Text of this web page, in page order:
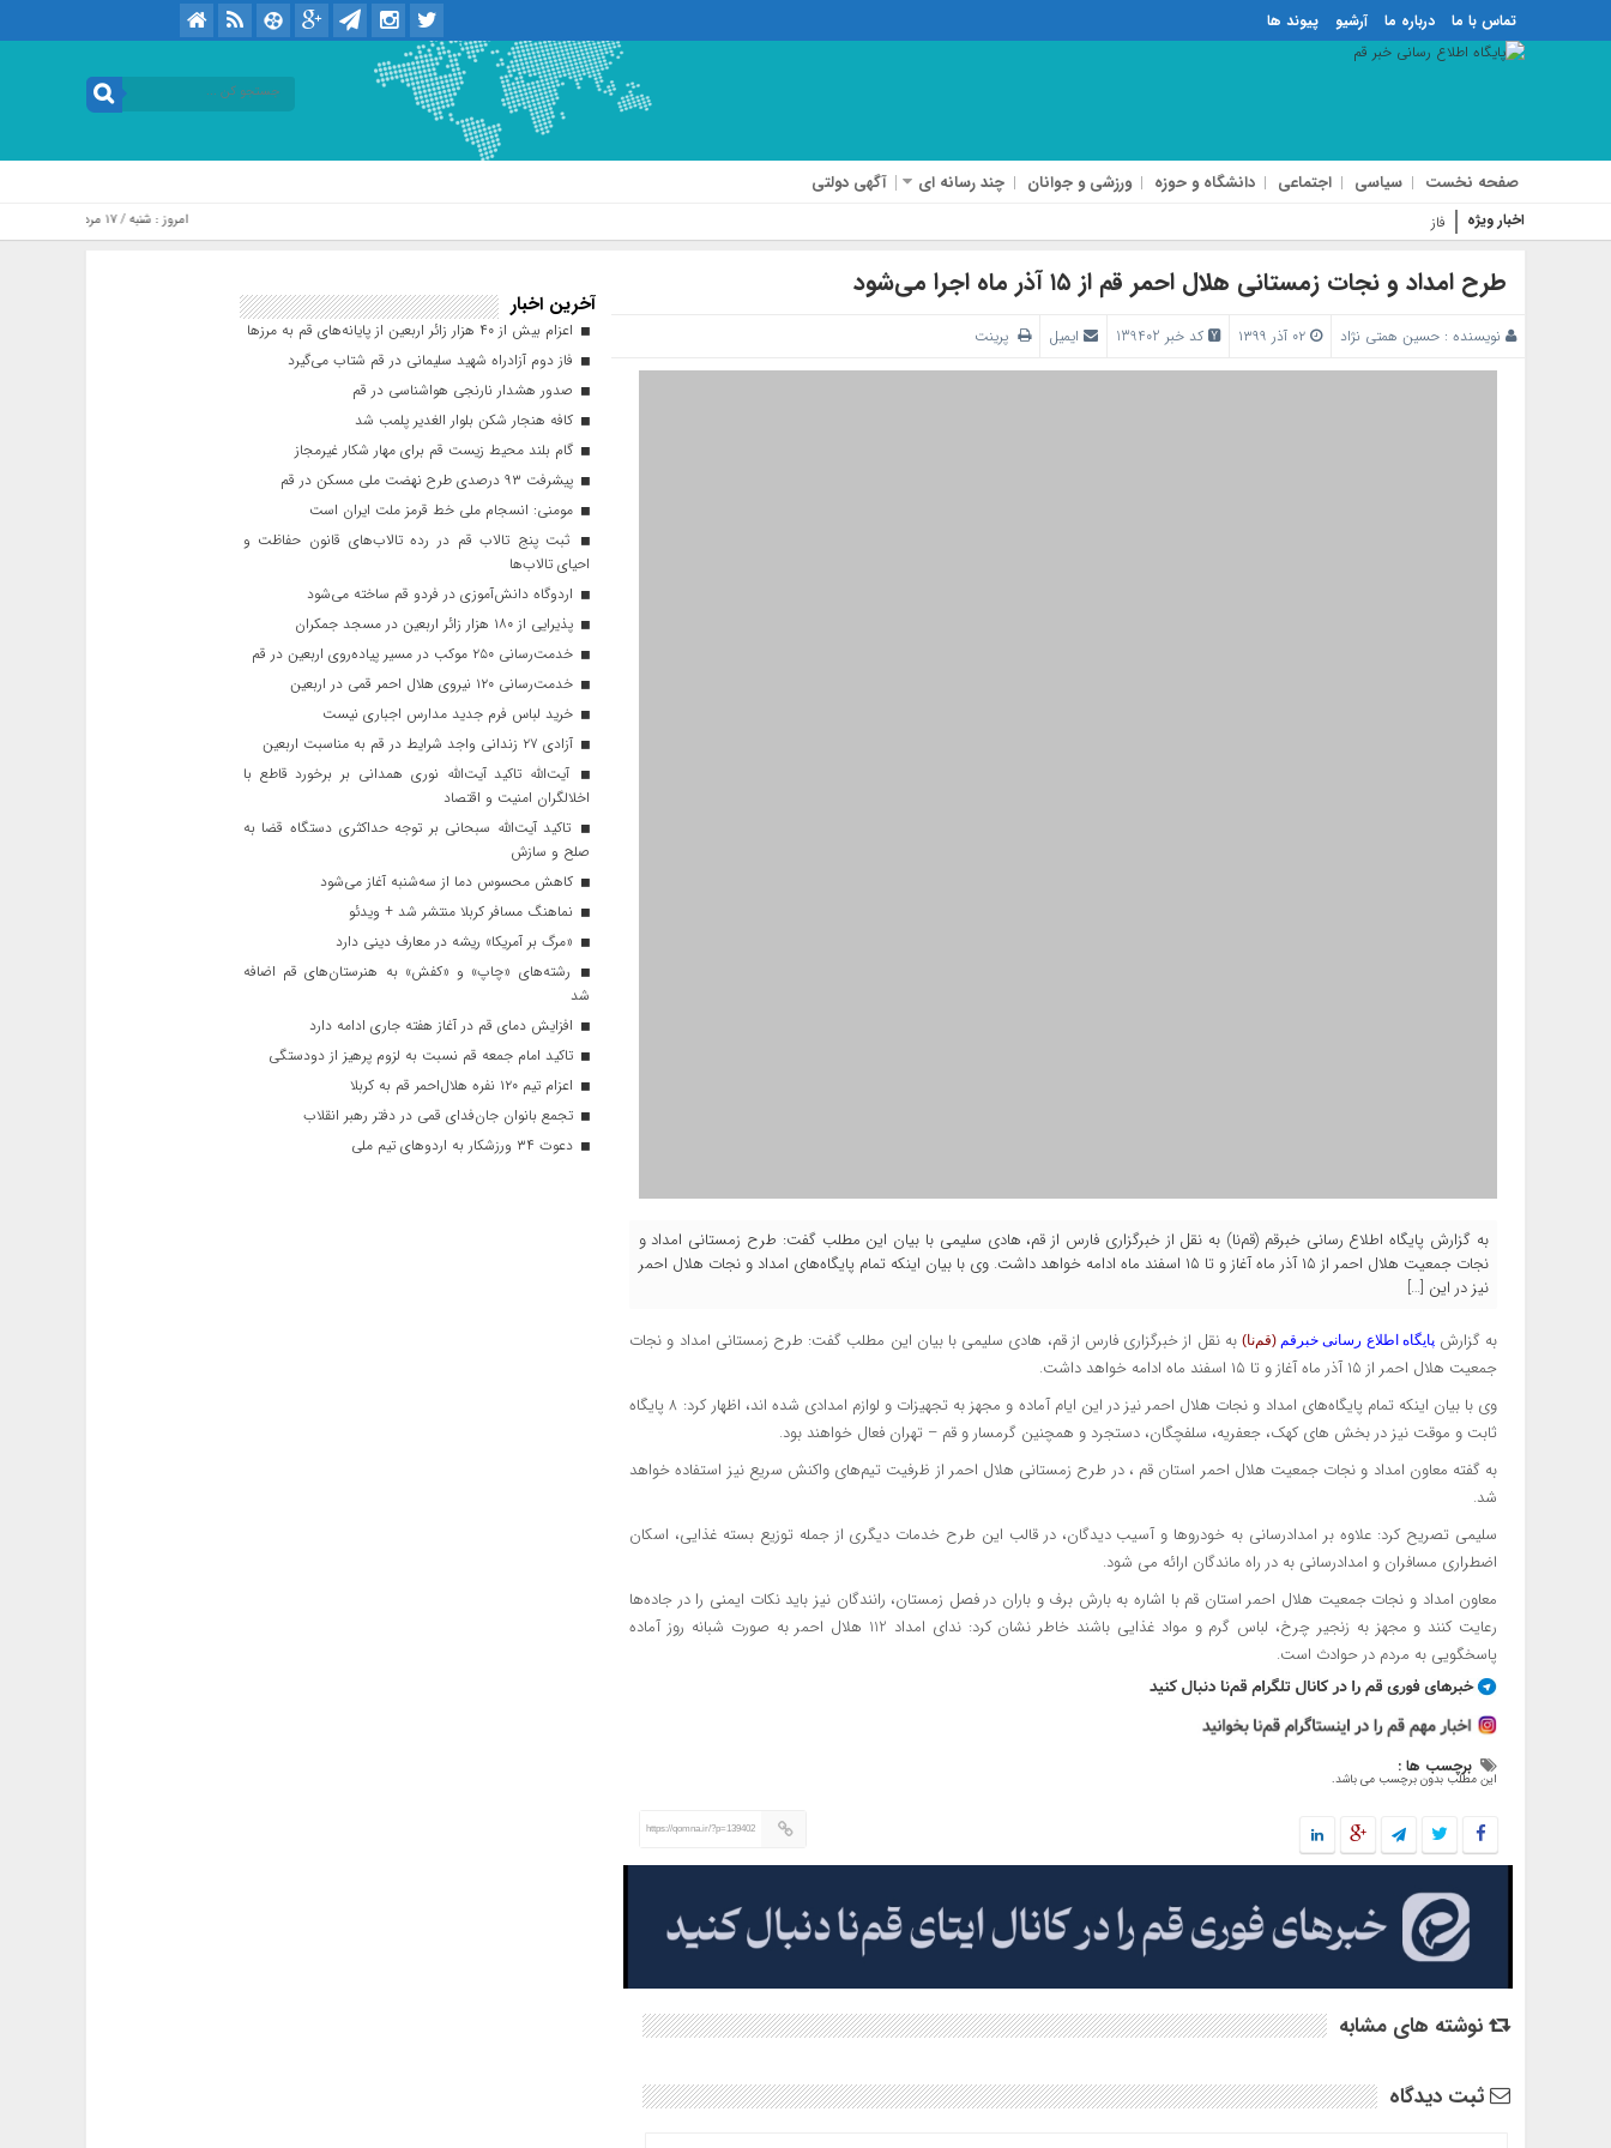
تماس با ما درباره ما آرشیو پیوند ها
صفحه نخست سیاسی اجتماعی دانشگاه و حوزه ورزشی و جوانان چند رسانه ای آگهی دولتی
اخبار ویژه فاز دوم آزادراه شهی امروز : شنبه / ۱۷ مرداد / ۱۴۰۵ .::. برابر با : Saturday, 8 August , 2026
طرح امداد و نجات زمستانی هلال احمر قم از ۱۵ آذر ماه اجرا می‌شود
نویسنده : حسین همتی نژاد کد خبر 139402 ایمیل پرینت
به گزارش پایگاه اطلاع رسانی خبرقم (قم‌نا) به نقل از خبرگزاری فارس از قم، هادی سلیمی با بیان این مطلب گفت: طرح زمستانی امداد و
نجات جمعیت هلال احمر از ۱۵ آذر ماه آغاز و تا ۱۵ اسفند ماه ادامه خواهد داشت. وی با بیان اینکه تمام پایگاه‌های امداد و نجات هلال احمر
نیز در این […]
به گزارشپایگاه اطلاع رسانی خبرقم (قم‌نا)
به نقل از خبرگزاری فارس از قم، هادی سلیمی با بیان این مطلب گفت: طرح زمستانی امداد و نجات
جمعیت هلال احمر از ۱۵ آذر ماه آغاز و تا ۱۵ اسفند ماه ادامه خواهد داشت.
وی با بیان اینکه تمام پایگاه‌های امداد و نجات هلال احمر نیز در این ایام آماده و مجهز به تجهیزات و لوازم امدادی شده اند، اظهار کرد: ۸ پایگاه
ثابت و موقت نیز در بخش های کهک، جعفریه، سلفچگان، دستجرد و همچنین گرمسار و قم – تهران فعال خواهند بود.
به گفته معاون امداد و نجات جمعیت هلال احمر استان قم ، در طرح زمستانی هلال احمر از ظرفیت تیم‌های واکنش سریع نیز استفاده خواهد
شد.
سلیمی تصریح کرد: علاوه بر امدادرسانی به خودرو‌ها و آسیب دیدگان، در قالب این طرح خدمات دیگری از جمله توزیع بسته غذایی، اسکان
اضطراری مسافران و امدادرسانی به در راه ماندگان ارائه می شود.
معاون امداد و نجات جمعیت هلال احمر استان قم با اشاره به بارش برف و باران در فصل زمستان، رانندگان نیز باید نکات ایمنی را در جاده‌ها
رعایت کنند و مجهز به زنجیر چرخ، لباس گرم و مواد غذایی باشند خاطر نشان کرد: ندای امداد 112 هلال احمر به صورت شبانه روز آماده
پاسخگویی به مردم در حوادث است.
برچسب ها :
این مطلب بدون برچسب می باشد.
https://qomna.ir/?p=139402
نوشته های مشابه
ثبت دیدگاه
آخرین اخبار
اعزام بیش از ۴۰ هزار زائر اربعین از پایانه‌های قم به مرزها
فاز دوم آزادراه شهید سلیمانی در قم شتاب می‌گیرد
صدور هشدار نارنجی هواشناسی در قم
کافه هنجار شکن بلوار الغدیر پلمب شد
گام بلند محیط زیست قم برای مهار شکار غیرمجاز
پیشرفت ۹۳ درصدی طرح نهضت ملی مسکن در قم
مومنی: انسجام ملی خط قرمز ملت ایران است
ثبت پنج تالاب قم در رده تالاب‌های قانون حفاظت و
احیای تالاب‌ها
اردوگاه دانش‌آموزی در فردو قم ساخته می‌شود
پذیرایی از ۱۸۰ هزار زائر اربعین در مسجد جمکران
خدمت‌رسانی ۲۵۰ موکب در مسیر پیاده‌روی اربعین در قم
خدمت‌رسانی ۱۲۰ نیروی هلال احمر قمی در اربعین
خرید لباس فرم جدید مدارس اجباری نیست
آزادی ۲۷ زندانی واجد شرایط در قم به مناسبت اربعین
آیت‌الله تاکید آیت‌الله نوری همدانی بر برخورد قاطع با
اخلالگران امنیت و اقتصاد
تاکید آیت‌الله‌ سبحانی بر توجه حداکثری دستگاه قضا به
صلح و سازش
کاهش محسوس دما از سه‌شنبه آغاز می‌شود
نماهنگ مسافر کربلا منتشر شد + ویدئو
«مرگ بر آمریکا» ریشه در معارف دینی دارد
رشته‌های «چاپ» و «کفش» به هنرستان‌های قم اضافه
شد
افزایش دمای قم در آغاز هفته جاری ادامه دارد
تاکید امام جمعه قم نسبت به لزوم پرهیز از دودستگی
اعزام تیم ۱۲۰ نفره هلال‌احمر قم به کربلا
تجمع بانوان جان‌فدای قمی در دفتر رهبر انقلاب
دعوت ۳۴ ورزشکار به اردوهای تیم ملی